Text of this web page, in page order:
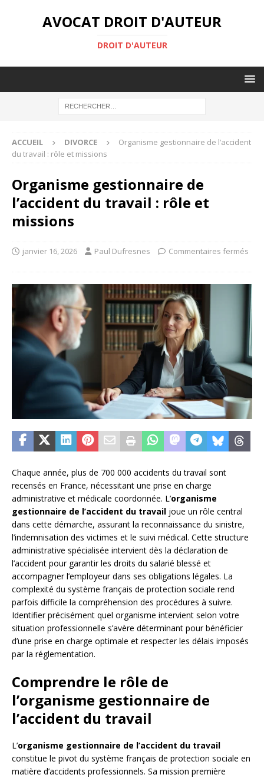
AVOCAT DROIT D'AUTEUR
DROIT D'AUTEUR
ACCUEIL DIVORCE
Organisme gestionnaire de l’accident
du travail : rôle et missions
Organisme gestionnaire de
l’accident du travail : rôle et
missions
janvier 16, 2026 Paul Dufresnes Commentaires fermés
Chaque année, plus de 700 000 accidents du travail sont
recensés en France, nécessitant une prise en charge
administrative et médicale coordonnée. L’organisme
gestionnaire de l’accident du travail joue un rôle central
dans cette démarche, assurant la reconnaissance du sinistre,
l’indemnisation des victimes et le suivi médical. Cette structure
administrative spécialisée intervient dès la déclaration de
l’accident pour garantir les droits du salarié blessé et
accompagner l’employeur dans ses obligations légales. La
complexité du système français de protection sociale rend
parfois difficile la compréhension des procédures à suivre.
Identifier précisément quel organisme intervient selon votre
situation professionnelle s’avère déterminant pour bénéficier
d’une prise en charge optimale et respecter les délais imposés
par la réglementation.
Comprendre le rôle de
l’organisme gestionnaire de
l’accident du travail
L’organisme gestionnaire de l’accident du travail
constitue le pivot du système français de protection sociale en
matière d’accidents professionnels. Sa mission première